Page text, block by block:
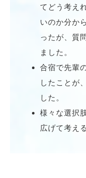
てどう考え
いのか分か
ったが、質
ました。
合宿で先輩
したことが
した。
様々な選択
広げて考え